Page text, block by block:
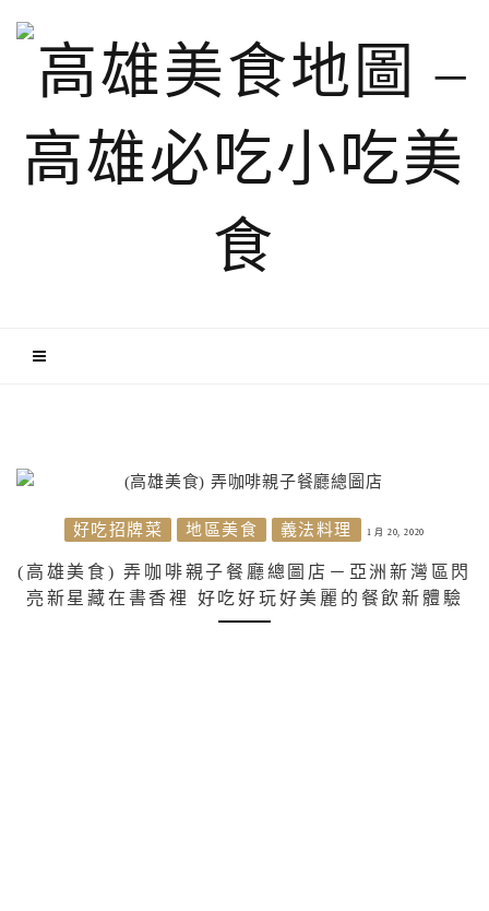
好吃招牌菜 地區美食 義法料理 1 月 20, 2020
(高雄美食) 弄咖啡親子餐廳總圖店－亞洲新灣區閃
亮新星藏在書香裡 好吃好玩好美麗的餐飲新體驗